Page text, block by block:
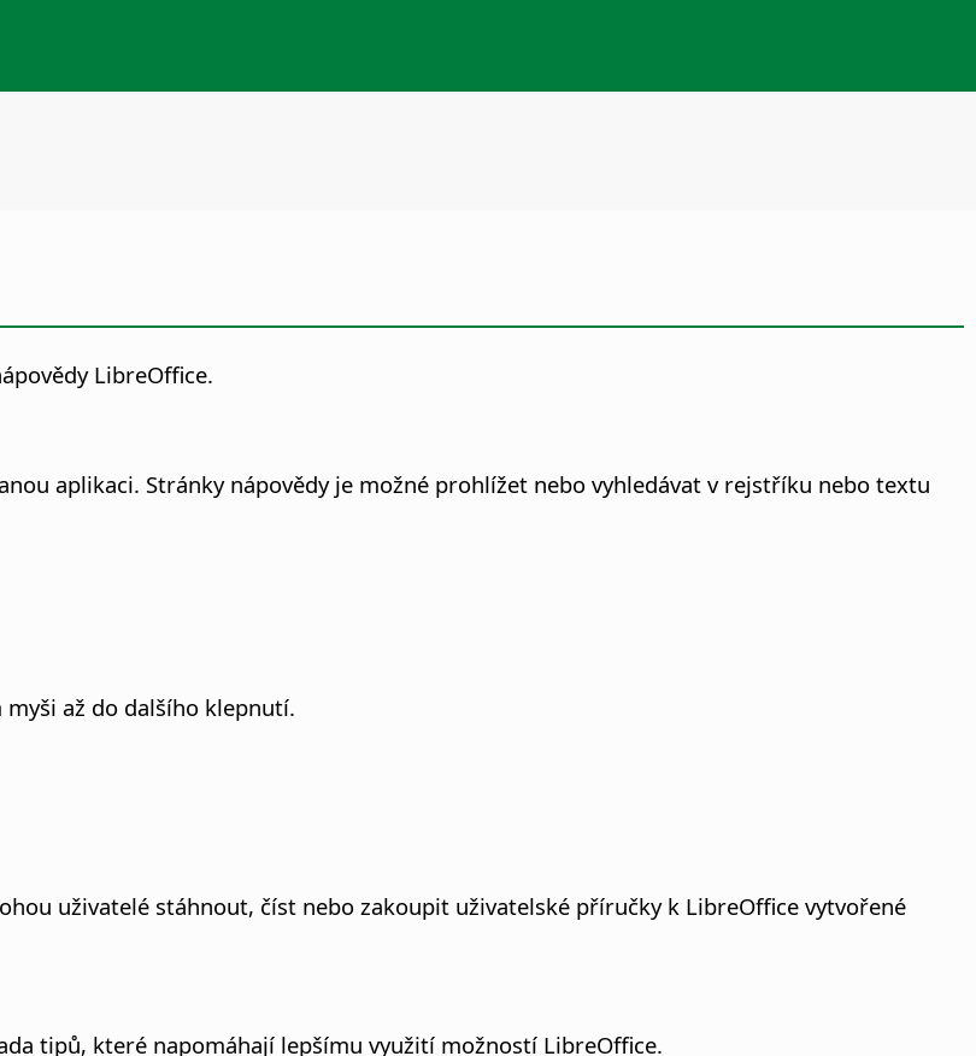
LibreOffice.
aplikaci. Stránky nápovědy je možné prohlížet nebo vyhledávat v rejstříku nebo textu
až do dalšího klepnutí.
uživatelé stáhnout, číst nebo zakoupit uživatelské příručky k LibreOffice vytvořené
tipů, které napomáhají lepšímu využití možností LibreOffice.